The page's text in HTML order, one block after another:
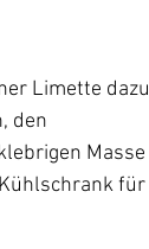
Limette dazu
den
Masse
für